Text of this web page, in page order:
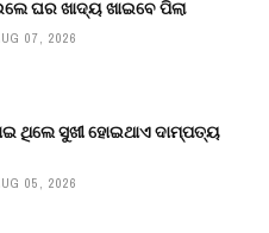
ଘର ଖାଦ୍ୟ ଖାଇବେ ପିଲା
07, 2026
ଥିଲେ ସୁଖୀ ହୋଇଥାଏ ଦାମ୍ପତ୍ୟ
05, 2026